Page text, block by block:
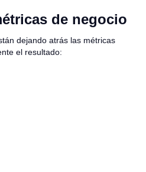
de negocio
dejando atrás las métricas
el resultado: